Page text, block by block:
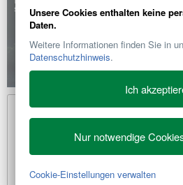
Unsere Cookies enthalten keine
Daten.
Weitere Informationen finden Sie in
Datenschutzhinweis.
Ich
Nur notwendige
Cookie-Einstellungen verwalten